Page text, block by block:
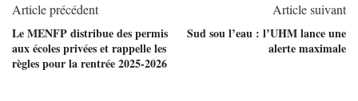
Article précédent
Le MENFP distribue des permis
aux écoles privées et rappelle les
règles pour la rentrée 2025-2026
Article suivant
Sud sou l’eau : l’UHM lance une
alerte maximale